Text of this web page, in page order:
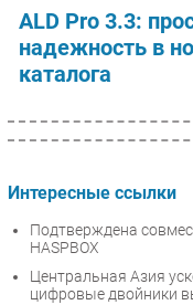
ALD Pro 3.3:
надежность в
каталога
Интересные ссылки
Подтверждена
HASPBOX
Центральная Азия
цифровые двойники